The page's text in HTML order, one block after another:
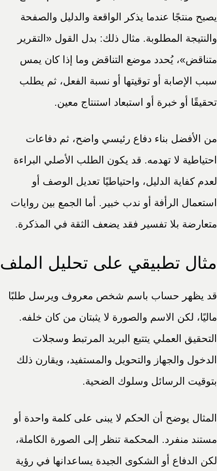
يصبح منتجًا عندما يذكر الواقعة والدليل والصفحة
والنتيجة المطلوبة. مثال ذلك: بدل القول «التقرير
متناقض»، يُحدد موضع التناقض وما إذا كان يمس
سبب الإصابة أو توقيتها أو نسبة الفعل، ثم يطلب
تحقيقًا أو خبرة أو استبعاد استنتاج معين.
من الأفضل بناء دفاع رئيسي واضح، ثم دفاعات
احتياطية لا تهدمه. قد يكون الطلب الأصلي البراءة
لعدم كفاية الدليل، واحتياطيًا تعديل الوصف أو
استعمال الرأفة أو ندب خبير. أما الجمع بين روايات
متعارضة بلا تفسير فقد يضعف الثقة في المذكرة.
مثال تطبيقي على تحليل الملف
قد يظهر حساب باسم شخص معروف ويرسل طلبًا
ماليًا، لكن الاسم والصورة لا يثبتان من كان خلفه.
التحقيق العملي يتتبع البريد المرتبط وسجلات
الدخول والجهاز والتحويل والمستفيد، ويقارن ذلك
بتوقيت الرسائل وسلوك الضحية.
المثال يوضح أن الحكم لا يبنى على كلمة واحدة أو
مستند منفرد. المحكمة تنظر إلى الصورة الكاملة،
لكن الدفاع أو الشكوى الجيدة يساعدانها في رؤية